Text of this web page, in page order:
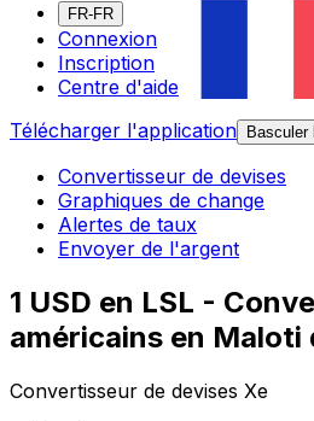
FR-FR
Connexion
Inscription
Centre d'aide
Télécharger l'application
Basculer
Convertisseur de devises
Graphiques de change
Alertes de taux
Envoyer de l'argent
1 USD en LSL -
américains en Maloti
Convertisseur de devises Xe